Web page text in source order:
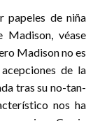
papeles de niña
Madison, véase
Madison no es
de la
tras su no-tan-
nos ha